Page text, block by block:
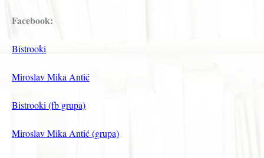
Facebook:
Bistrooki
Miroslav Mika Antić
Bistrooki (fb grupa)
Miroslav Mika Antić (grupa)